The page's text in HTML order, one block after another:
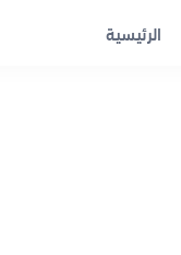
الرئيسية